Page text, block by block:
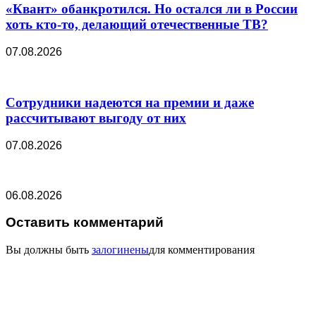
«Квант» обанкротился. Но остался ли в России
хоть кто-то, делающий отечественные ТВ?
07.08.2026
Сотрудники надеются на премии и даже
рассчитывают выгоду от них
07.08.2026
06.08.2026
Оставить комментарий
Вы должны быть залогиненыдля комментирования